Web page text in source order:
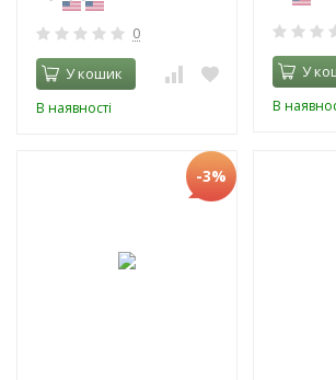
0
У кошик
В наявності
У
В
-3%